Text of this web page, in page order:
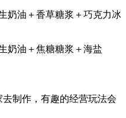
奶油＋香草糖浆＋巧克力冰
奶油＋焦糖糖浆＋海盐
制作，有趣的经营玩法会